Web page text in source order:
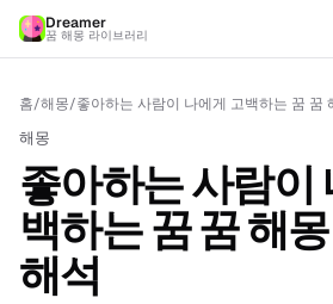
Dreamer
꿈 해몽 라이브러리
홈/해몽/좋아하는 사람이 나에게 고백하는 꿈 꿈
해몽
좋아하는 사람이
백하는 꿈 꿈 해
해석